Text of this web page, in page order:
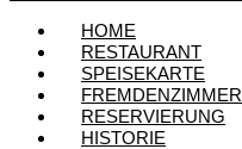
HOME
RESTAURANT
SPEISEKARTE
FREMDENZIMMER
RESERVIERUNG
HISTORIE